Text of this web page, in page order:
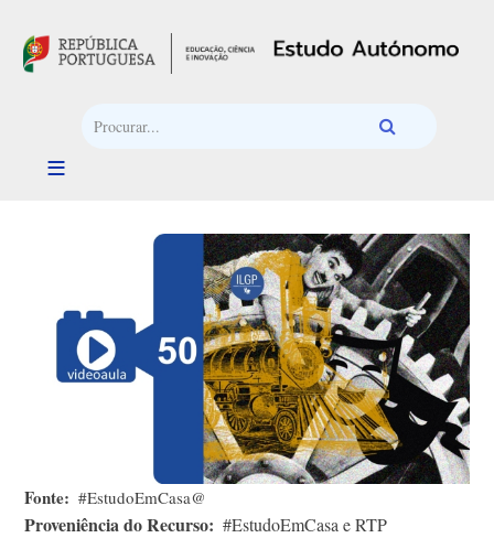
Fonte #EstudoEmCasa@
Proveniência do Recurso #EstudoEmCasa e RTP